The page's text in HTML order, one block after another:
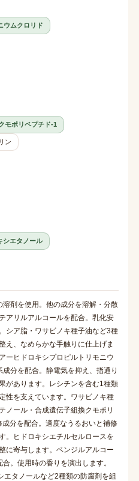
ウムクロリド
モポリペプチド-1
ン
シエタノール
剤を使用。他の成分を溶解・分散
アリルアルコールを配合。乳化安
シア脂・ワサビノキ種子油など3種
え、なめらかな手触りに仕上げま
ーヒドロキシプロピルトリモニウ
分を配合。静電気を抑え、指通り
があります。レシチンを含む1種類
性を支えています。ワサビノキ種
ノール・合成遺伝子組換クモポリ
分を配合。適度なうるおいと補修
。ヒドロキシエチルセルロースを
に寄与します。ベンジルアルコー
。使用時の香りを演出します。
エタノールなど2種類の防腐剤を組